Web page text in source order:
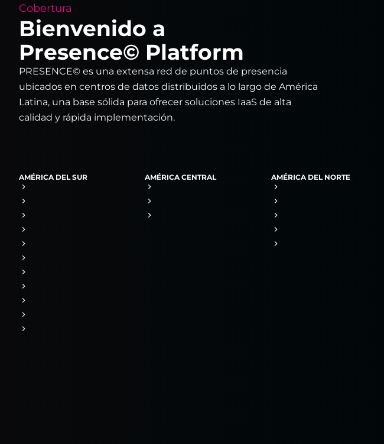
Cobertura
Bienvenido a
Presence© Platform
PRESENCE© es una extensa red de puntos de presencia
ubicados en centros de datos distribuidos a lo largo de América
Latina, una base sólida para ofrecer soluciones IaaS de alta
calidad y rápida implementación.
AMÉRICA DEL SUR AMÉRICA CENTRAL AMÉRICA DEL NORTE